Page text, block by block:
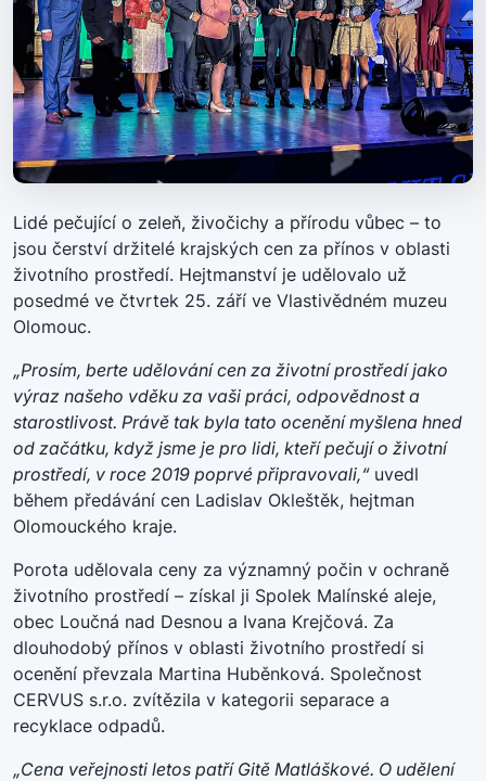
Lidé pečující o zeleň, živočichy a přírodu vůbec – to
jsou čerství držitelé krajských cen za přínos v oblasti
životního prostředí. Hejtmanství je udělovalo už
posedmé ve čtvrtek 25. září ve Vlastivědném muzeu
Olomouc.
„Prosím, berte udělování cen za životní prostředí jako
výraz našeho vděku za vaši práci, odpovědnost a
starostlivost. Právě tak byla tato ocenění myšlena hned
od začátku, když jsme je pro lidi, kteří pečují o životní
prostředí, v roce 2019 poprvé připravovali,“uvedl
během předávání cen Ladislav Okleštěk, hejtman
Olomouckého kraje.
Porota udělovala ceny za významný počin v ochraně
životního prostředí – získal ji Spolek Malínské aleje,
obec Loučná nad Desnou a Ivana Krejčová. Za
dlouhodobý přínos v oblasti životního prostředí si
ocenění převzala Martina Huběnková. Společnost
CERVUS s.r.o. zvítězila v kategorii separace a
recyklace odpadů.
„Cena veřejnosti letos patří Gitě Matláškové. O udělení